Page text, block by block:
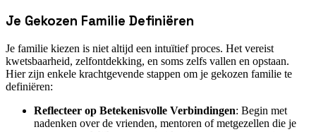
Je Gekozen Familie Definiëren
Je familie kiezen is niet altijd een intuïtief proces. Het vereist
kwetsbaarheid, zelfontdekking, en soms zelfs vallen en opstaan.
Hier zijn enkele krachtgevende stappen om je gekozen familie te
definiëren:
Reflecteer op Betekenisvolle Verbindingen: Begin met
nadenken over de vrienden, mentoren of metgezellen die je